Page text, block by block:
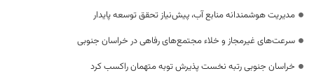
مدیریت هوشمندانه منابع آب، پیش‌نیاز تحقق توسعه پایدار
سرعت‌های غیرمجاز و خلاء مجتمع‌های رفاهی در خراسان جنوبی
خراسان جنوبی رتبه نخست پذیرش توبه متهمان راکسب کرد